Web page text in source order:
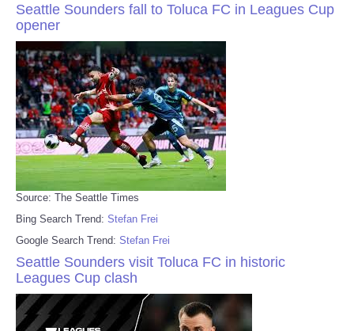
Seattle Sounders fall to Toluca FC in Leagues Cup
opener
Source: The Seattle Times
Bing Search Trend: Stefan Frei
Google Search Trend: Stefan Frei
Seattle Sounders visit Toluca FC in historic
Leagues Cup clash